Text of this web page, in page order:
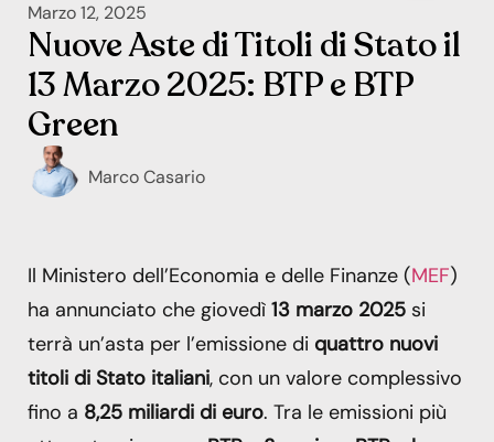
Marzo 12, 2025
Nuove Aste di Titoli di Stato il
13 Marzo 2025: BTP e BTP
Green
Marco Casario
Il Ministero dell’Economia e delle Finanze (MEF)
ha annunciato che giovedì 13 marzo 2025 si
terrà un’asta per l’emissione di quattro nuovi
titoli di Stato italiani, con un valore complessivo
fino a 8,25 miliardi di euro. Tra le emissioni più